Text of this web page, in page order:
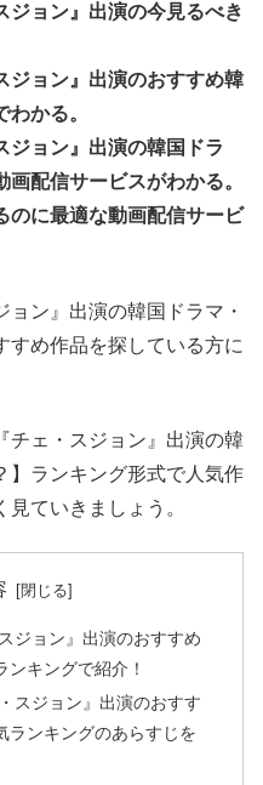
ジョン』出演の今見るべき
ジョン』出演のおすすめ韓
かる。
ジョン』出演の韓国ドラ
配信サービスがわかる。
のに最適な動画配信サービ
ン』出演の韓国ドラマ・
すめ作品を探している方に
チェ・スジョン』出演の韓
】ランキング形式で人気作
ていきましょう。
ジョン』出演のおすすめ
キングで紹介！
スジョン』出演のおすす
ランキングのあらすじを